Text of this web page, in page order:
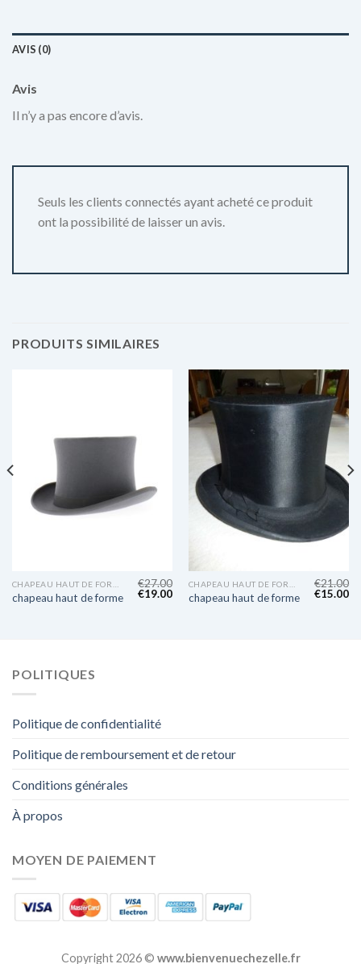
AVIS (0)
Avis
Il n’y a pas encore d’avis.
Seuls les clients connectés ayant acheté ce produit
ont la possibilité de laisser un avis.
PRODUITS SIMILAIRES
chapeau haut de forme
€27.00
€19.00 chapeau haut de forme
€21.00
€15.00
POLITIQUES
Politique de confidentialité
Politique de remboursement et de retour
Conditions générales
À propos
MOYEN DE PAIEMENT
Copyright 2026 © www.bienvenuechezelle.fr